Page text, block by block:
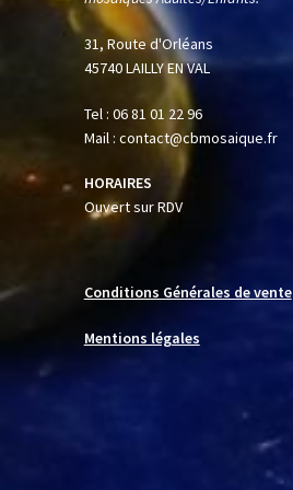
31, Route d'Orléans
45740 LAILLY EN VAL
Tel : 06 81 01 22 96
Mail : contact@cbmosaique.fr
HORAIRES
Ouvert sur RDV
Conditions Générales de vente
Mentions légales